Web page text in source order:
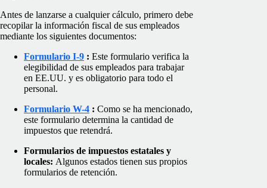
Antes de lanzarse a cualquier cálculo, primero debe
recopilar la información fiscal de sus empleados
mediante los siguientes documentos:
Formulario I-9 : Este formulario verifica la
elegibilidad de sus empleados para trabajar
en EE.UU. y es obligatorio para todo el
personal.
Formulario W-4 : Como se ha mencionado,
este formulario determina la cantidad de
impuestos que retendrá.
Formularios de impuestos estatales y
locales: Algunos estados tienen sus propios
formularios de retención.